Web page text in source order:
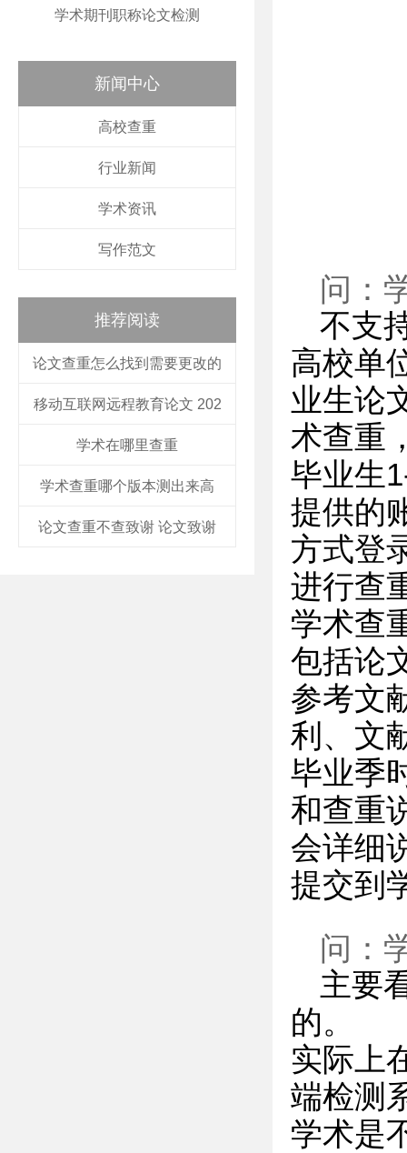
学术期刊职称论文检测
新闻中心
高校查重
行业新闻
学术资讯
写作范文
推荐阅读
论文查重怎么找到需要更改的
移动互联网远程教育论文 202
学术在哪里查重
学术查重哪个版本测出来高
论文查重不查致谢 论文致谢
问：
不支
高校单
业生论
术查重
毕业生
提供的
方式登
进行查
学术查
包括论
参考文
利、文
毕业季
和查重
会详细
提交到
问：
主要
的。
实际上
端检测
学术是